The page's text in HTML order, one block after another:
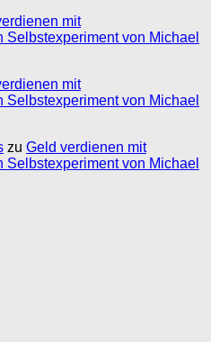
mit
Selbstexperiment von Michael
mit
Selbstexperiment von Michael
zu Geld verdienen mit
Selbstexperiment von Michael